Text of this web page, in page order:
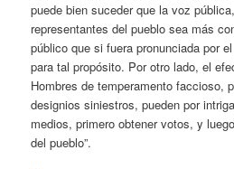
puede bien suceder que la voz
representantes del pueblo sea más
público que si fuera pronunciada por
para tal propósito. Por otro lado, el
Hombres de temperamento faccioso,
designios siniestros, pueden por
medios, primero obtener votos, y
del pueblo”.